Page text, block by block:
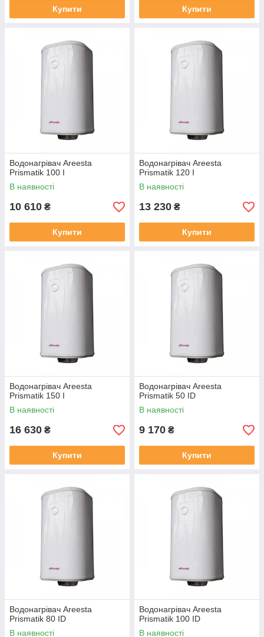
Купити Купити
Водонагрівач Areesta
Prismatik 100 I
В наявності
10 610 ₴
Купити
Водонагрівач Areesta
Prismatik 120 I
В наявності
13 230 ₴
Купити
Водонагрівач Areesta
Prismatik 150 I
В наявності
16 630 ₴
Купити
Водонагрівач Areesta
Prismatik 50 ID
В наявності
9 170 ₴
Купити
Водонагрівач Areesta
Prismatik 80 ID
В наявності
Водонагрівач Areesta
Prismatik 100 ID
В наявності